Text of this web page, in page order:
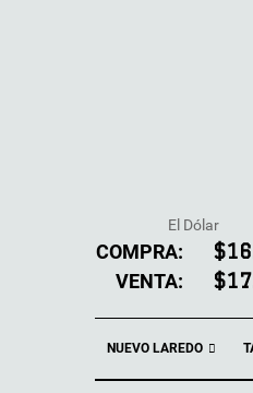
El Dólar
COMPRA:
VENTA:
NUEVO LAREDO